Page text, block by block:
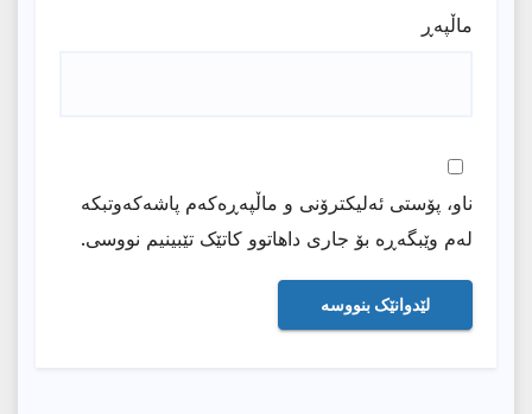
ماڵپه‌ڕ
ناو، پۆستی ئەلیکترۆنی و ماڵپەڕەکەم پاشەکەوتبکە
لەم وێبگەڕە بۆ جاری داهاتوو کاتێک تێبینیم نووسی.